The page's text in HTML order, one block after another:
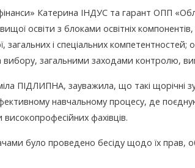
Катерина ІНДУС та гарант ОПП
освіти з блоками освітніх
загальних і спеціальних
вибору, загальними заходами контролю,
ПІДЛИПНА, зауважила, що такі щорічні
навчальному процесу, де
фахівців.
було проведено бесіду щодо їх прав,